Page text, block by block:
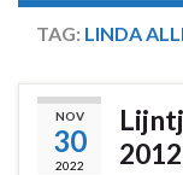
TAG: LINDA
NOV
30
2022
2012